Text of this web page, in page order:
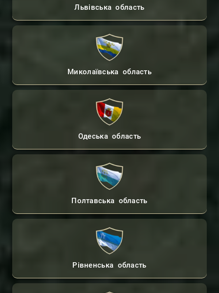
Львівська область
Миколаївська область
Одеська область
Полтавська область
Рівненська область